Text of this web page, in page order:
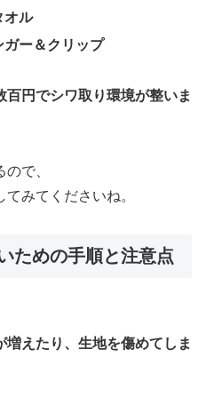
オル
ガー＆クリップ
百円でシワ取り環境が整いま
で、
みてくださいね。
ための手順と注意点
えたり、生地を傷めてしま